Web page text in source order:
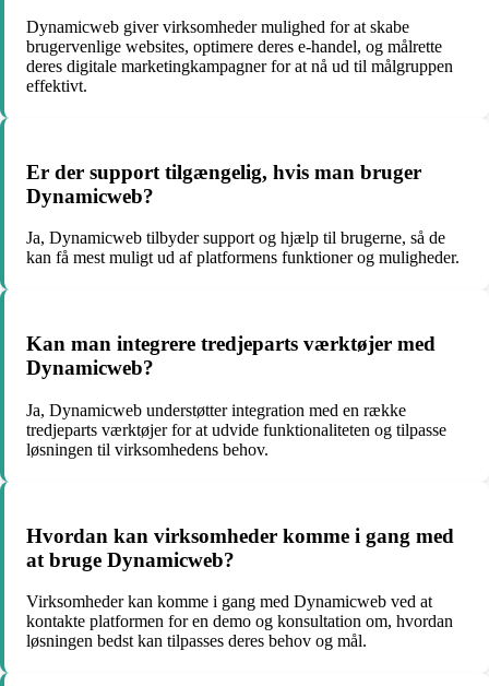
Dynamicweb giver virksomheder mulighed for at skabe
brugervenlige websites, optimere deres e-handel, og målrette
deres digitale marketingkampagner for at nå ud til målgruppen
effektivt.
Er der support tilgængelig, hvis man bruger
Dynamicweb?
Ja, Dynamicweb tilbyder support og hjælp til brugerne, så de
kan få mest muligt ud af platformens funktioner og muligheder.
Kan man integrere tredjeparts værktøjer med
Dynamicweb?
Ja, Dynamicweb understøtter integration med en række
tredjeparts værktøjer for at udvide funktionaliteten og tilpasse
løsningen til virksomhedens behov.
Hvordan kan virksomheder komme i gang med
at bruge Dynamicweb?
Virksomheder kan komme i gang med Dynamicweb ved at
kontakte platformen for en demo og konsultation om, hvordan
løsningen bedst kan tilpasses deres behov og mål.